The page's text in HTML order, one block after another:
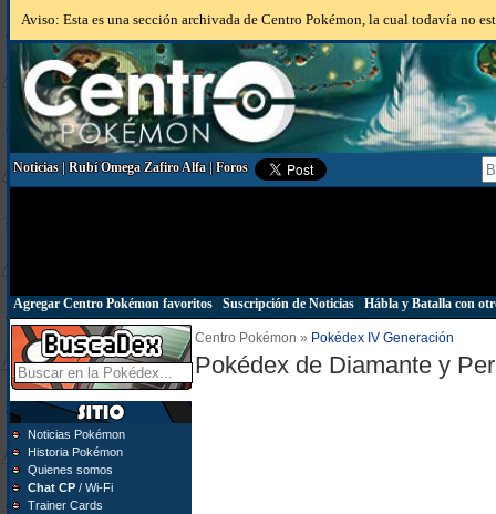
Aviso: Esta es una sección archivada de Centro Pokémon, la cual todavía no
Noticias|Rubí Omega Zafiro Alfa|Foros
Agregar Centro Pokémon favoritos| Suscripción de Noticias| Hábla y Batalla con
Noticias Pokémon
Historia Pokémon
Quienes somos
Chat CP/ Wi-Fi
Trainer Cards
Centro Pokémon » Pokédex IV Generación
Pokédex de Diamante y